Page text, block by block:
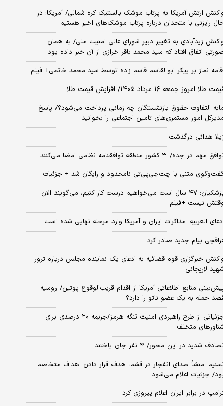
ارتش آمریکا به پرتاب موشک بالستیک کره شمالی/ آمریکا: در
رایزنی با متحدان درباره پرتاب موشک‌های اخیر هستیم
زیدآبادی به تغییر دبیر شورای عالی امنیت ملی/ به همان
اتفاق افتاد که سید محمد باقر خرازی از آن خبر داده بود
نماز بر پیکر ابوالقاسم قاسم زاده توسط سید محمد خاتمی+ فیلم
طلا امروز جمعه ۱۶ مرداد ۱۴۰۵/ افزایش قیمت طلا
التفاوت حقوق بازنشستگان چه زمانی پرداخت می‌شود؟/ پاسخ
امور مستمری‌های تامین اجتماعی را بخوانید
هدائی درگذشت
مهم در جده/ ۳ کشور منطقه توافقنامه نظامی امضا می‌کنند
متنی با چت‌جی‌پی‌تی نامحدود و رایگان شد + جزئیات
پزشکیان: ۴۷ سال است می‌خواهیم درست کار کنیم، می‌گویند الان
نیست +فیلم
العربیه: مذاکرات ایران و آمریکا وارد مرحله نهایی شده است
پیام جدید صادر کرد
خبرگزاری قوه قضائیه به ادعای یک نماینده مجلس درباره ترور
لاریجانی
منابع اطلاعاتی آمریکا از اقدام قریب‌الوقوع پوتین/ روسیه
حمله به یک عضو ناتو را دارد؟
جزئیاتی از طرح راهبردی امنیت تنگه هرمز/جریمه ۲۰ درصدی برای
متخلف
شدید در این محور/ ۴ نفر جان باختند
منشأ صدای انفجار در قشم، هدف قرار دادن اهداف متخاصم
جزئیات اعلام می‌شود
در برابر ایران اعلام پیروزی کرد